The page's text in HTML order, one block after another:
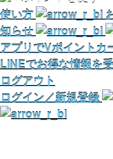
使い方
知らせ
アプリでVポイントカ
LINEでお得な情報を
ログアウト
ログイン／新規登録